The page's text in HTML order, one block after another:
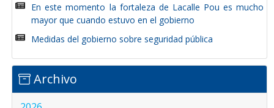
En este momento la fortaleza de Lacalle Pou es mucho
mayor que cuando estuvo en el gobierno
Medidas del gobierno sobre seguridad pública
Archivo